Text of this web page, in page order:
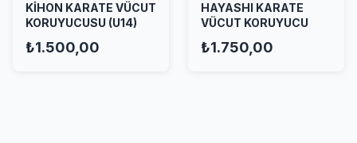
KİHON KARATE VÜCUT
KORUYUCUSU (U14)
₺1.500,00
HAYASHI KARATE
VÜCUT KORUYUCU
₺1.750,00